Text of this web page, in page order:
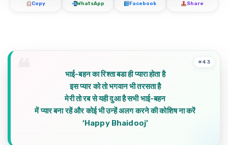
Copy WhatsApp Facebook Share
भाई-बहन का रिश्ता बडा ही प्यारा होता है
इस प्यार को तो भगवान भी तरसता है
मेरी तो रब से यही दुआ है सभी भाई-बहन
में प्यार बना रहें और कोई भी उन्हें अलग करने की कोशिष ना करें
‘Happy Bhaidooj’
#43